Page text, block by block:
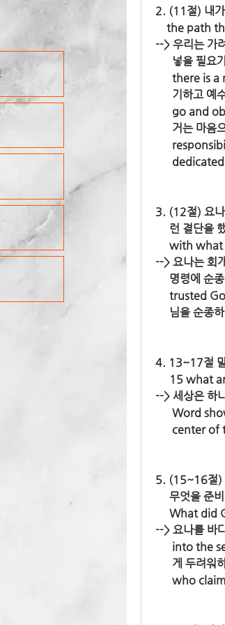
2. (11절) 내
the
--> 우리는 가
넣을
기하
go
거는
3. (12절) 요나
런 결
with
--> 요나는 회
명령
님을
4. 13~17절
15
--> 세상은 하
Word
center
5. (15~16절)
무엇
What
--> 요나를 바
into
게
who